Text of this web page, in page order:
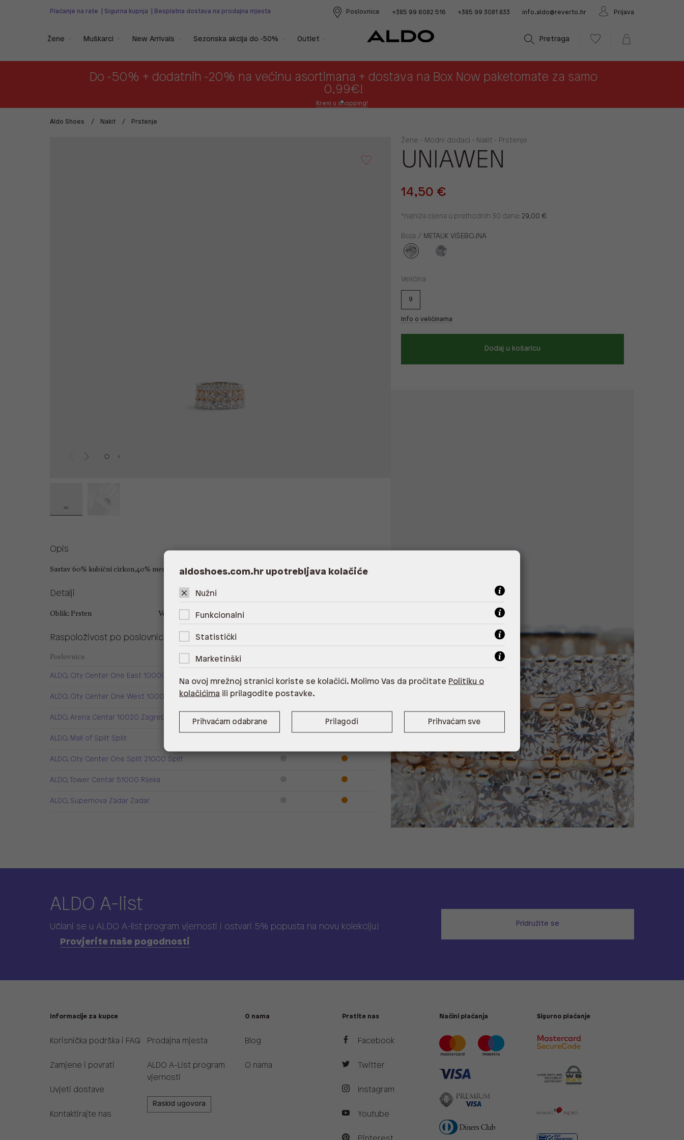
Plaćanje na rate Sigurna kupnja Besplatna dostava na prodajna mjesta Poslovnice +385 99 6082 516 +385 99 3081 833 info.aldo@reverto.hr Prijava
Pretraga
Žene Muškarci New Arrivals Sezonska akcija do -50% Outlet
Do -50% + dodatnih -20% na većinu asortimana + dostava na Box Now paketomate za samo
0,99€!
Kreni u shopping!
Aldo Shoes Nakit Prstenje
Žene - Modni dodaci - Nakit - Prstenje
UNIAWEN
14,50 €
*najniža cijena u prethodnih 30 dana: 29,00 €
Boja / METALIK VIŠEBOJNA
Veličina
9
Info o veličinama
Dodaj u košaricu
Opis
Sastav 60% kubični cirkon,40% mesing
Detalji
Oblik: Prsten Veličina: 9
Raspoloživost po poslovnicama
Poslovnica
ALDO, City Center One East 10000 Zagreb
ALDO, City Center One West 10000 Zagreb
ALDO, Arena Centar 10020 Zagreb
ALDO, Mall of Split Split
ALDO, City Center One Split 21000 Split
ALDO, Tower Centar 51000 Rijeka
ALDO, Supernova Zadar Zadar
ALDO A-list
Učlani se u ALDO A-list program vjernosti i ostvari 5% popusta na novu kolekciju!
Provjerite naše pogodnosti
Pridružite se
Informacije za kupce
Korisnička podrška i FAQ
Zamjene i povrati
Uvjeti dostave
Kontaktirajte nas
Prodajna mjesta
ALDO A-List program
vjernosti
Raskid ugovora
O nama
Blog
O nama
Pratite nas
Facebook
Twitter
Instagram
Youtube
Načini plaćanja Sigurno plaćanje
aldoshoes.com.hr upotrebljava kolačiće
Nužni
Funkcionalni
Statistički
Marketinški
Na ovoj mrežnoj stranici koriste se kolačići. Molimo Vas da pročitate Politiku o
kolačićima ili prilagodite postavke.
Prihvaćam odabrane Prilagodi Prihvaćam sve